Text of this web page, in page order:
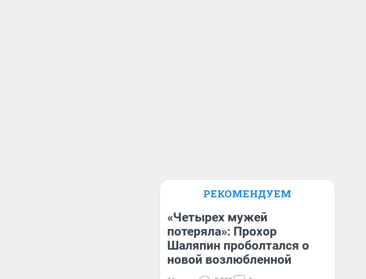
РЕКОМЕНДУЕМ
«Четырех мужей
потеряла»: Прохор
Шаляпин проболтался о
новой возлюбленной